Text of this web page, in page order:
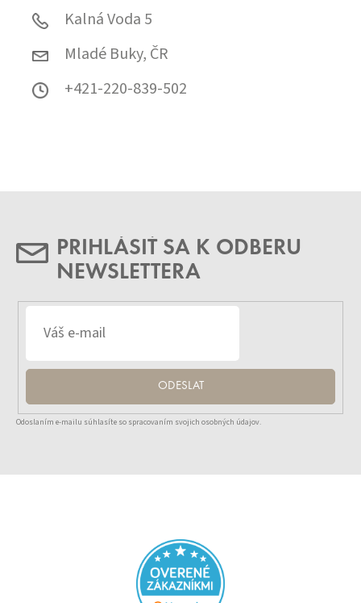
Kalná Voda 5
Mladé Buky, ČR
+421-220-839-502
PRIHLÁSIŤ SA K ODBERU
NEWSLETTERA
ODESLAT
Odoslaním e-mailu súhlasíte so spracovaním svojich osobných údajov.